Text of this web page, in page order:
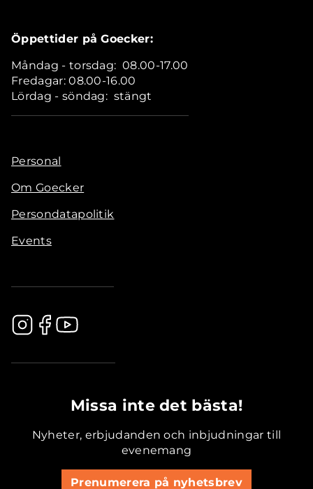
Öppettider på Goecker:
Måndag - torsdag: 08.00-17.00
Fredagar: 08.00-16.00
Lördag - söndag: stängt
Personal
Om Goecker
Persondatapolitik
Events
Missa inte det bästa!
Nyheter, erbjudanden och inbjudningar till
evenemang
Prenumerera på nyhetsbrev